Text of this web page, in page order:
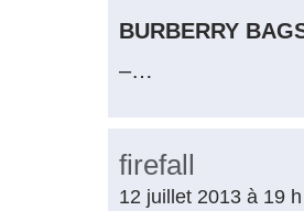
BURBERRY
–…
firefall
12 juillet 2013 à 19